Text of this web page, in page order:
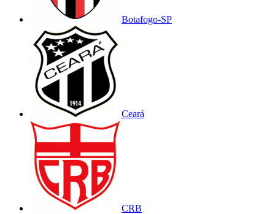
Botafogo-SP
Ceará
CRB